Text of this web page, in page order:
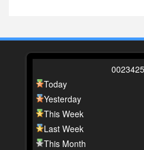
0023425
Today
Yesterday
This Week
Last Week
This Month